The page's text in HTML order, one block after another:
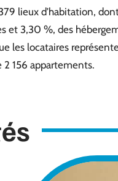
lieux d’habitation,
et 3,30 %, des
les locataires
2 156 appartements.